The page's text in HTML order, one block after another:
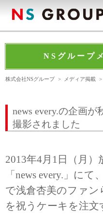
NSグループ
株式会社NSグループ > メディア掲載
news every.の企画
撮影されました
2013年4月1日（月
「news every.」に
で浅倉杏美のファン
を祝うケーキを注